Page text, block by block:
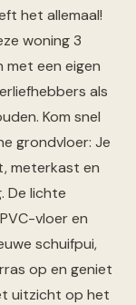
het allemaal!
woning 3
met een eigen
als
Kom snel
grondvloer: Je
meterkast en
De lichte
vloer en
schuifpui,
op en geniet
uitzicht op het